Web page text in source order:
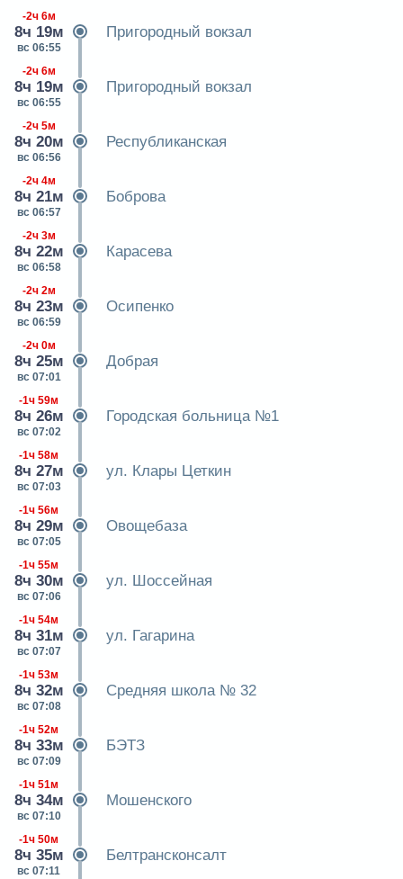
-2ч 6м
8ч 19м
вс 06:55
Пригородный вокзал
-2ч 6м
8ч 19м
вс 06:55
Пригородный вокзал
-2ч 5м
8ч 20м
вс 06:56
Республиканская
-2ч 4м
8ч 21м
вс 06:57
Боброва
-2ч 3м
8ч 22м
вс 06:58
Карасева
-2ч 2м
8ч 23м
вс 06:59
Осипенко
-2ч 0м
8ч 25м
вс 07:01
Добрая
-1ч 59м
8ч 26м
вс 07:02
Городская больница №1
-1ч 58м
8ч 27м
вс 07:03
ул. Клары Цеткин
-1ч 56м
8ч 29м
вс 07:05
Овощебаза
-1ч 55м
8ч 30м
вс 07:06
ул. Шоссейная
-1ч 54м
8ч 31м
вс 07:07
ул. Гагарина
-1ч 53м
8ч 32м
вс 07:08
Средняя школа № 32
-1ч 52м
8ч 33м
вс 07:09
БЭТЗ
-1ч 51м
8ч 34м
вс 07:10
Мошенского
-1ч 50м
8ч 35м
вс 07:11
Белтрансконсалт